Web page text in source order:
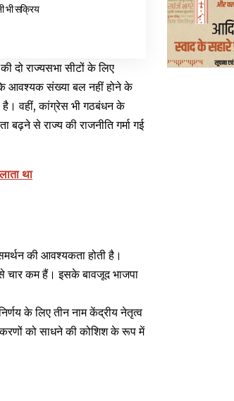
भी सक्रिय
दो राज्यसभा सीटों के लिए
आवश्यक संख्या बल नहीं होने के
है। वहीं, कांग्रेस भी गठबंधन के
से राज्य की राजनीति गर्मा गई
था
की आवश्यकता होती है।
चार कम हैं। इसके बावजूद भाजपा
के लिए तीन नाम केंद्रीय नेतृत्व
को साधने की कोशिश के रूप में